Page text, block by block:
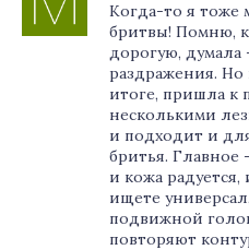
Когда-то я тоже
бритвы! Помню,
дорогую, думала
раздражения. Но
итоге, пришла к
несколькими
и подходит и
бритья. Главное
и кожа
ищете
подвижной
повторяют